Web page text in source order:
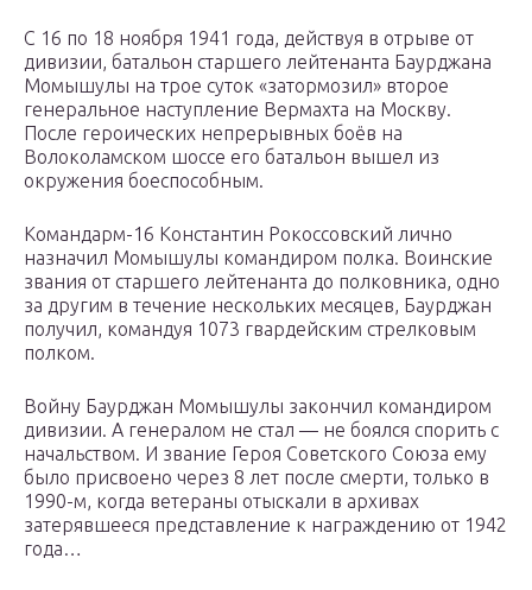
С 16 по 18 ноября 1941 года, действуя в отрыве от
дивизии, батальон старшего лейтенанта Баурджана
Момышулы на трое суток «затормозил» второе
генеральное наступление Вермахта на Москву.
После героических непрерывных боёв на
Волоколамском шоссе его батальон вышел из
окружения боеспособным.
Командарм-16 Константин Рокоссовский лично
назначил Момышулы командиром полка. Воинские
звания от старшего лейтенанта до полковника, одно
за другим в течение нескольких месяцев, Баурджан
получил, командуя 1073 гвардейским стрелковым
полком.
Войну Баурджан Момышулы закончил командиром
дивизии. А генералом не стал — не боялся спорить с
начальством. И звание Героя Советского Союза ему
было присвоено через 8 лет после смерти, только в
1990-м, когда ветераны отыскали в архивах
затерявшееся представление к награждению от 1942
года…